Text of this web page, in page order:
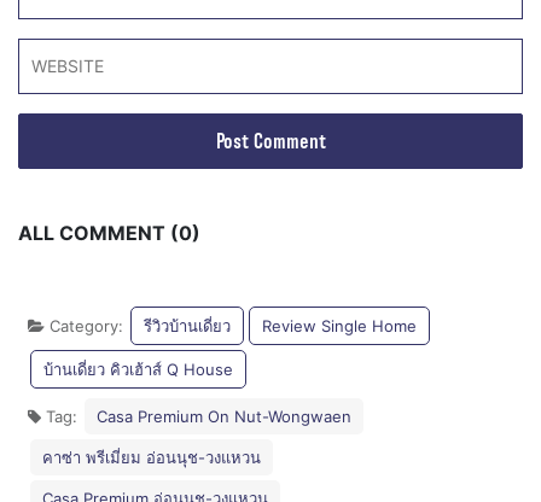
ALL COMMENT (0)
Category: รีวิวบ้านเดี่ยว Review Single Home
บ้านเดี่ยว คิวเฮ้าส์ Q House
Tag: Casa Premium On Nut-Wongwaen
คาซ่า พรีเมี่ยม อ่อนนุช-วงแหวน